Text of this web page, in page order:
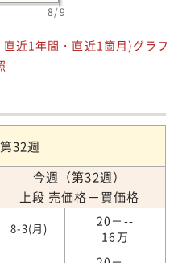
8/9
近1年間・直近1箇月)グラフ
32週
今週（第32週）
上段 売価格－買価格
8-3(月)
20－--
16万